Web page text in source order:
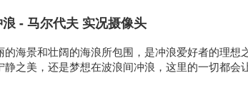
- 马尔代夫 实况摄像头
海景和壮阔的海浪所包围，是冲浪爱好者的理
之美，还是梦想在波浪间冲浪，这里的一切都会